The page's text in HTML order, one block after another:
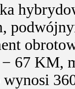
67 KM,
wynosi